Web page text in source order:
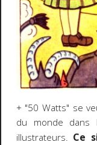
+ "50 Watts" se
du monde dans
illustrateurs. Ce